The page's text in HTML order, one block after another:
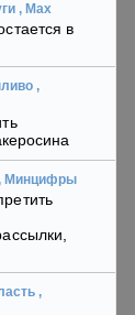
, Max
в
,
Минцифры
,